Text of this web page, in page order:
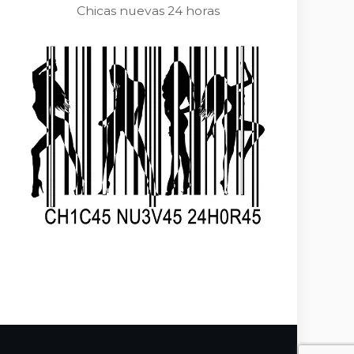
Chicas nuevas 24 horas